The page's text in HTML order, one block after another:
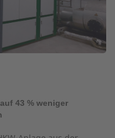
43 % weniger